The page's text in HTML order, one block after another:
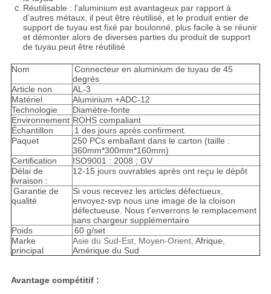
Réutilisable : l'aluminium est avantageux par rapport à
d'autres métaux, il peut être réutilisé, et le produit entier de
support de tuyau est fixé par boulonné, plus facile à se réunir
et démonter alors de diverses parties du produit de support
de tuyau peut être réutilisé
Nom
Connecteur en aluminium de tuyau de 45
degrés
Article non.
AL-3
Matériel
Aluminium +ADC-12
Technologie
Diamètre-fonte
Environnement ROHS compaliant
Échantillon
1 des jours après confirment.
Paquet
250 PCs emballant dans le carton (taille :
360mm*300mm*160mm)
Certification
ISO9001 : 2008 ; GV
Délai de
livraison :
12-15 jours ouvrables après ont reçu le dépôt
Garantie de
qualité
Si vous recevez les articles défectueux,
envoyez-svp nous une image de la cloison
défectueuse. Nous t'enverrons le remplacement
sans chargeur supplémentaire
Poids
60 g/set
Marke
principal
Asie du Sud-Est, Moyen-Orient, Afrique,
Amérique du Sud
Avantage compétitif :